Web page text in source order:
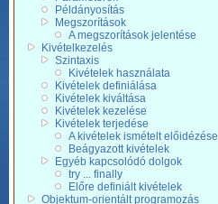
Példányosítás
Megszorítások
A megszorítások jelentése
Kivételkezelés
Szintaxis
Kivételek használata
Kivételek definiálása
Kivételek kiváltása
Kivételek kezelése
Kivételek terjedése
A kivételek ismételt előidézése
Beágyazott kivételek
Egyéb kapcsolódó dolgok
try ... finally
Előre definiált kivételek
Objektum-orientált programozás